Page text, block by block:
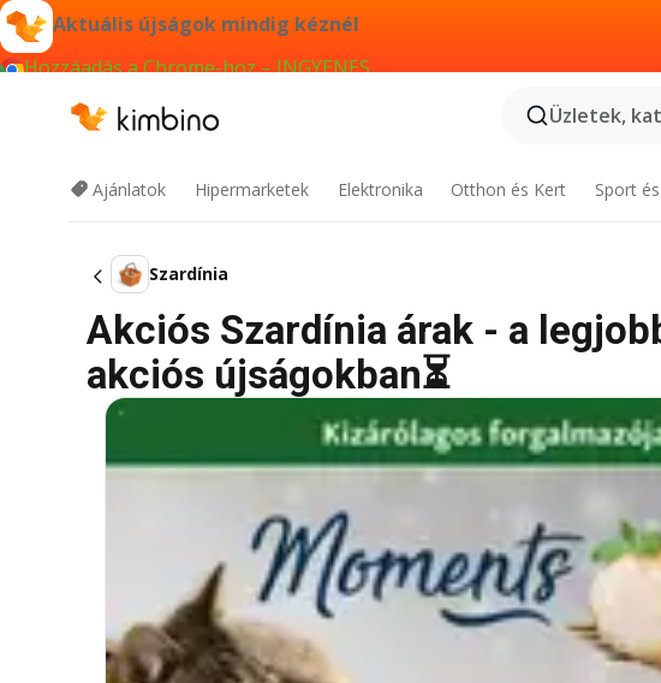
Aktuális újságok mindig kéznél
Hozzáadás a Chrome-hoz – INGYENES
Üzletek,
Ajánlatok Hipermarketek Elektronika Otthon és Kert Sport
Szardínia
Akciós Szardínia árak - a
akciós újságokban⏳